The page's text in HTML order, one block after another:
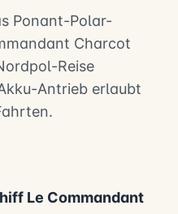
Ponant-Polar-
Charcot
Reise
Antrieb erlaubt
Le Commandant